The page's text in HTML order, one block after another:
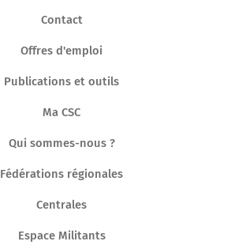
Contact
Offres d'emploi
Publications et outils
Ma CSC
Qui sommes-nous ?
Fédérations régionales
Centrales
Espace Militants